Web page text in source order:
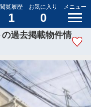
閲覧履歴
1
お気に入り
0
メニュー
過去掲載物件情